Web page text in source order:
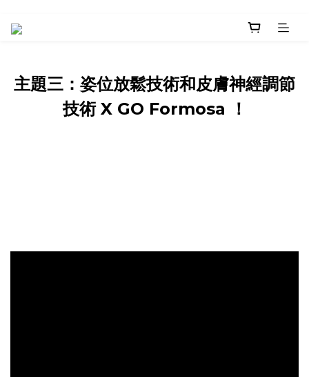
主題三：姿位放鬆技術和皮膚神經調節
技術 X GO Formosa ！